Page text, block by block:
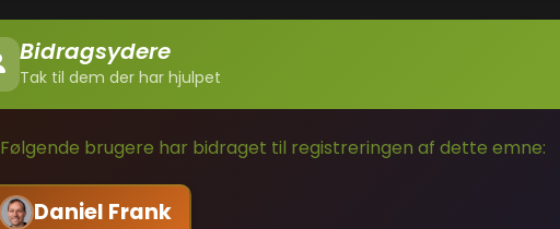
Bidragsydere
Tak til dem der har hjulpet
Følgende brugere har bidraget til registreringen af dette emne:
Daniel Frank